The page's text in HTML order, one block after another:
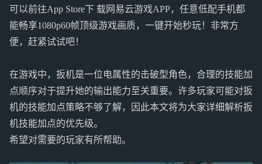
可以前往App Store下 载网易云游戏APP，任意低配手机都
能畅享1080p60帧顶级游戏画质，一键开始秒玩！非常方
便，赶紧试试吧！
在游戏中，扳机是一位电属性的击破型角色，合理的技能加
点顺序对于提升她的输出能力至关重要。许多玩家可能对扳
机的技能加点策略不够了解，因此本文将为大家详细解析扳
机技能加点的优先级。
希望对需要的玩家有所帮助。